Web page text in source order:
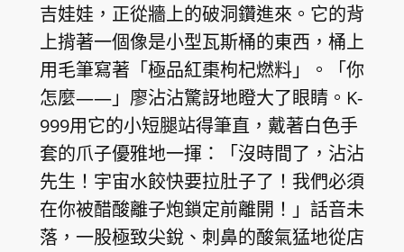
吉娃娃，正從牆上的破洞鑽進來。它的背
上揹著一個像是小型瓦斯桶的東西，桶上
用毛筆寫著「極品紅棗枸杞燃料」。「你
怎麼——」廖沾沾驚訝地瞪大了眼睛。K-
999用它的小短腿站得筆直，戴著白色手
套的爪子優雅地一揮：「沒時間了，沾沾
先生！宇宙水餃快要拉肚子了！我們必須
在你被醋酸離子炮鎖定前離開！」話音未
落，一股極致尖銳、刺鼻的酸氣猛地從店